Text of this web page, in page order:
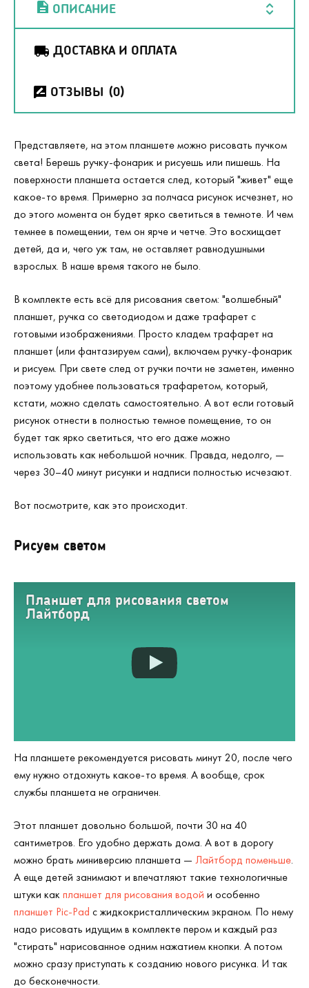
ОПИСАНИЕ
ДОСТАВКА И ОПЛАТА
ОТЗЫВЫ (0)
Представляете, на этом планшете можно рисовать пучком
света! Берешь ручку-фонарик и рисуешь или пишешь. На
поверхности планшета остается след, который "живет" еще
какое-то время. Примерно за полчаса рисунок исчезнет, но
до этого момента он будет ярко светиться в темноте. И чем
темнее в помещении, тем он ярче и четче. Это восхищает
детей, да и, чего уж там, не оставляет равнодушными
взрослых. В наше время такого не было.
В комплекте есть всё для рисования светом: "волшебный"
планшет, ручка со светодиодом и даже трафарет с
готовыми изображениями. Просто кладем трафарет на
планшет (или фантазируем сами), включаем ручку-фонарик
и рисуем. При свете след от ручки почти не заметен, именно
поэтому удобнее пользоваться трафаретом, который,
кстати, можно сделать самостоятельно. А вот если готовый
рисунок отнести в полностью темное помещение, то он
будет так ярко светиться, что его даже можно
использовать как небольшой ночник. Правда, недолго, —
через 30–40 минут рисунки и надписи полностью исчезают.
Вот посмотрите, как это происходит.
Рисуем светом
Планшет для рисования светом
Лайтборд
На планшете рекомендуется рисовать минут 20, после чего
ему нужно отдохнуть какое-то время. А вообще, срок
службы планшета не ограничен.
Этот планшет довольно большой, почти 30 на 40
сантиметров. Его удобно держать дома. А вот в дорогу
можно брать миниверсию планшета — Лайтборд поменьше.
А еще детей занимают и впечатляют такие технологичные
штуки какпланшет для рисования водой и особенно
планшет Pic-Pad с жидкокристаллическим экраном. По нему
надо рисовать идущим в комплекте пером и каждый раз
"стирать" нарисованное одним нажатием кнопки. А потом
можно сразу приступать к созданию нового рисунка. И так
до бесконечности.